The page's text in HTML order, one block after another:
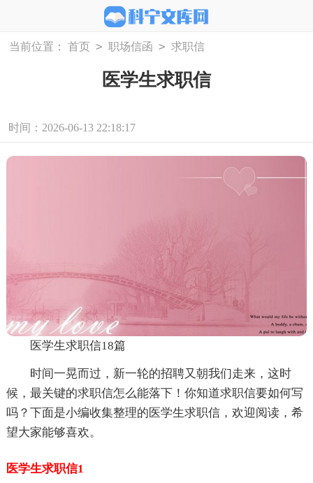
当前位置： 首页 > 职场信函 > 求职信
医学生求职信
时间：2026-06-13 22:18:17
医学生求职信18篇
时间一晃而过，新一轮的招聘又朝我们走来，这时
候，最关键的求职信怎么能落下！你知道求职信要如何写
吗？下面是小编收集整理的医学生求职信，欢迎阅读，希
望大家能够喜欢。
医学生求职信1